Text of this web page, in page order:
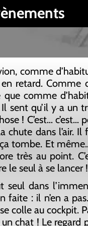
Très
d’hab,
un truc ! Ce
pour l’instant
Il faut dire
c’est
C’est un peu
!
du ciel,
pas. Il serre la
Par-dessus
perçant de